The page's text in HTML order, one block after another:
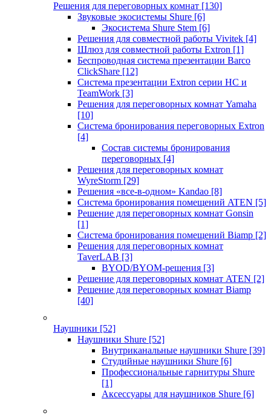
Решения для переговорных комнат [130]
Звуковые экосистемы Shure [6]
Экосистема Shure Stem [6]
Решения для совместной работы Vivitek [4]
Шлюз для совместной работы Extron [1]
Беспроводная система презентации Barco
ClickShare [12]
Система презентации Extron серии HC и
TeamWork [3]
Решения для переговорных комнат Yamaha
[10]
Система бронирования переговорных Extron
[4]
Состав системы бронирования
переговорных [4]
Решения для переговорных комнат
WyreStorm [29]
Решения «все-в-одном» Kandao [8]
Система бронирования помещений ATEN [5]
Решение для переговорных комнат Gonsin
[1]
Система бронирования помещений Biamp [2]
Решения для переговорных комнат
TaverLAB [3]
BYOD/BYOM-решения [3]
Решение для переговорных комнат ATEN [2]
Решение для переговорных комнат Biamp
[40]
Наушники [52]
Наушники Shure [52]
Внутриканальные наушники Shure [39]
Студийные наушники Shure [6]
Профессиональные гарнитуры Shure
[1]
Аксессуары для наушников Shure [6]